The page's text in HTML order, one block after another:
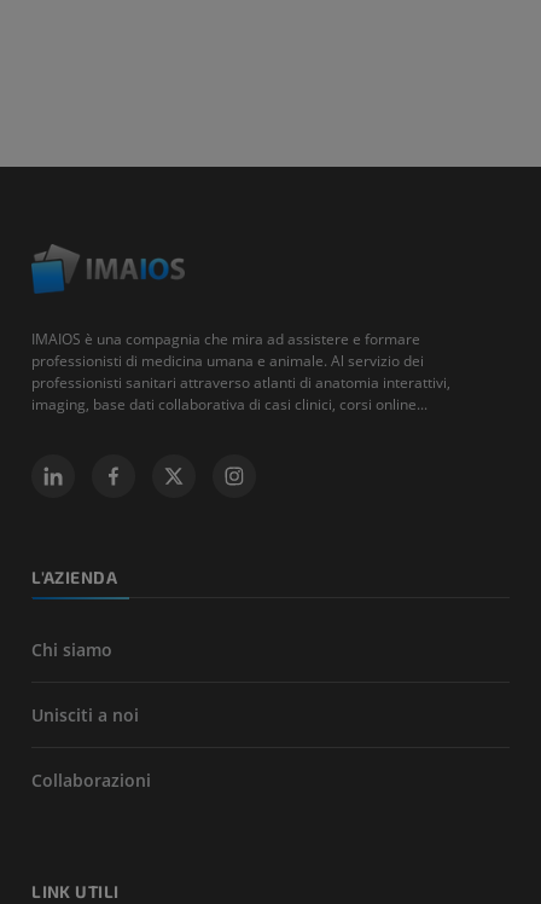
IMAIOS è una compagnia che mira ad assistere e formare
professionisti di medicina umana e animale. Al servizio dei
professionisti sanitari attraverso atlanti di anatomia interattivi,
imaging, base dati collaborativa di casi clinici, corsi online...
L'AZIENDA
Chi siamo
Unisciti a noi
Collaborazioni
LINK UTILI